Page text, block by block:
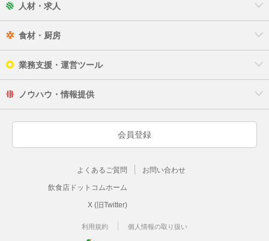
人材・求人
食材・厨房
業務支援・運営ツール
ノウハウ・情報提供
会員登録
よくあるご質問 お問い合わせ
飲食店ドットコムホーム
X (旧Twitter)
利用規約 個人情報の取り扱い